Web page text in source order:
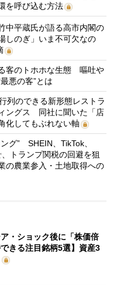
を呼び込む方法
中平蔵氏が語る高市内閣の
のぎ」いま不可欠なの
客のトホホな生態 嘔吐や
悪の客”とは
列のできる新形態レストラ
ングス 同社に聞いた「店
化してもぶれない軸
グ” SHEIN、TikTok、
トランプ関税の回避を狙
農業参入・土地取得への
ア・ショック後に「株価倍
きる注目銘柄5選】資産3